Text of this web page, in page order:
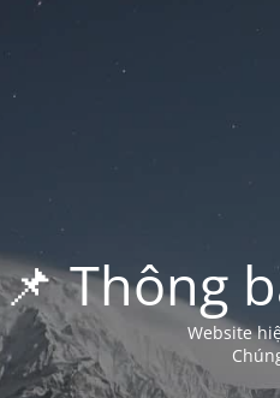
📌 Thông
Website